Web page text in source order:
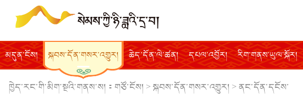
མདུན་ངོས། སྐབས་དོན་གསར་འགྱུར། ཆེད་དོན་ལེ་ཚན། དཔལ་འབྱོར། རིག་གནས་ཡུལ་སྐོར།
ཁྱེད་རང་གི་མིག་སྔའི་གནས་ས།： གཙོ་ངོས། >སྐབས་དོན་གསར་འགྱུར། > ནང་དོན་དངོས་